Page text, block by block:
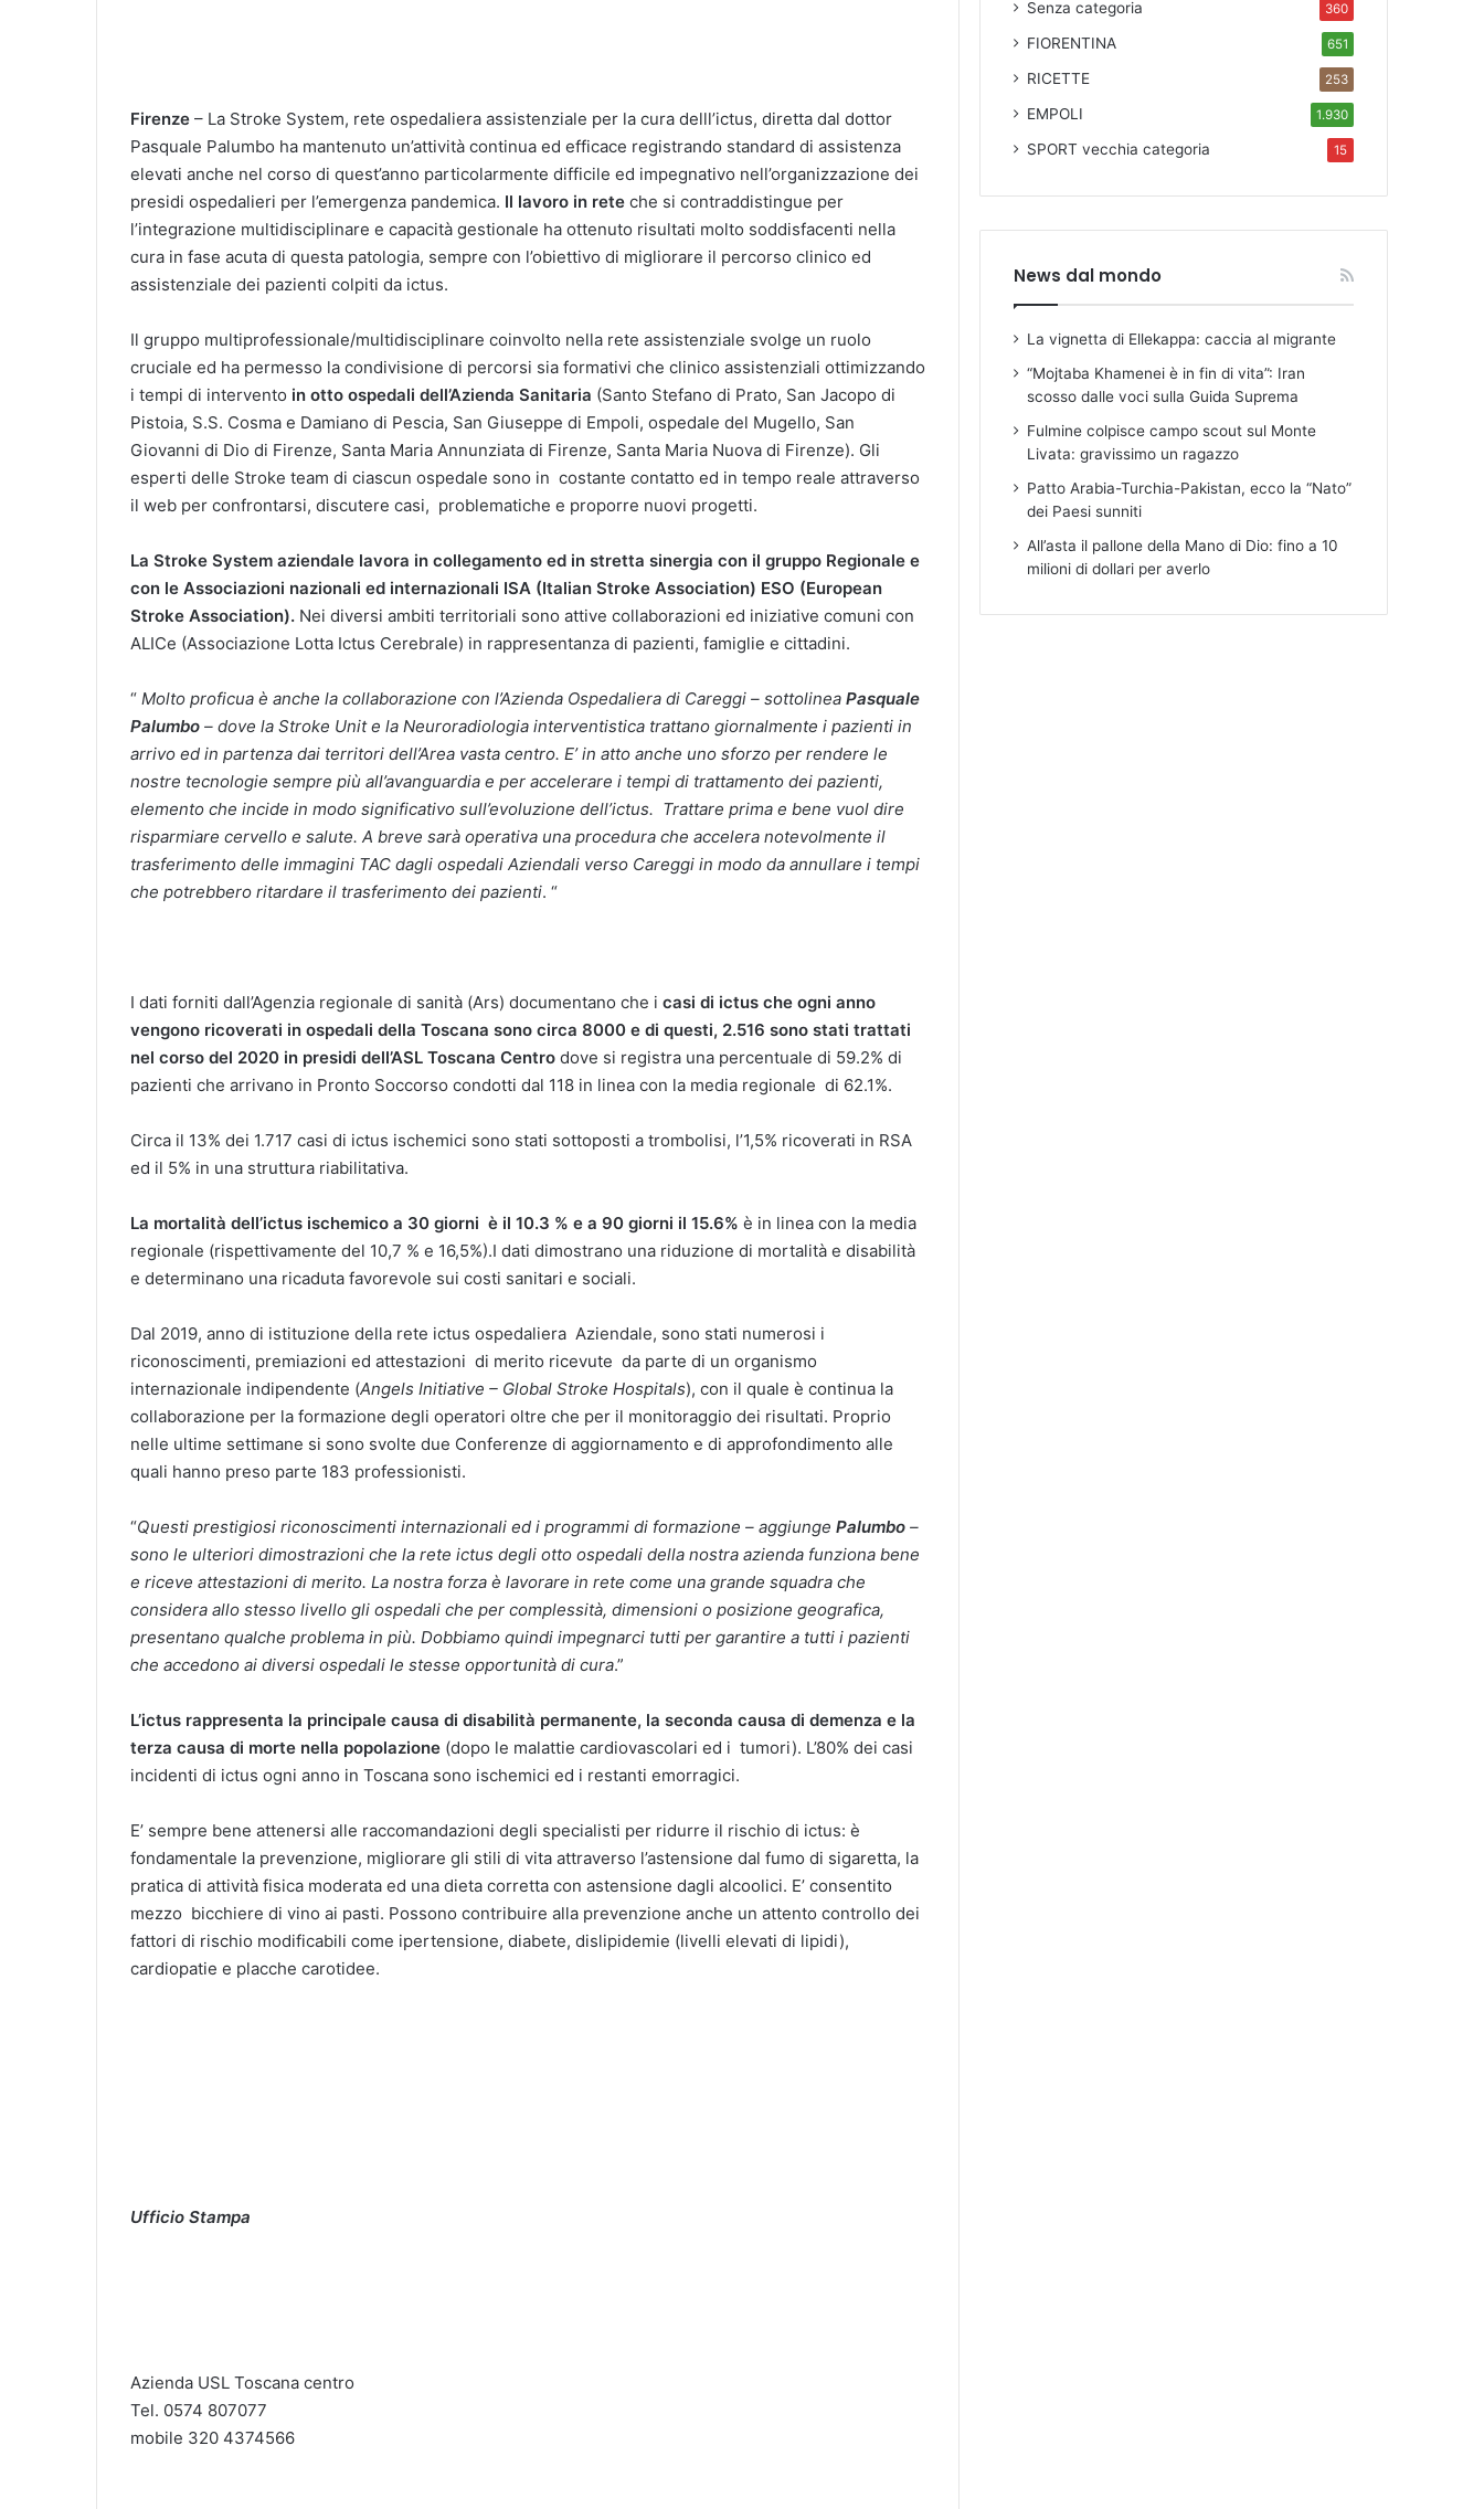
Firenze – La Stroke System, rete ospedaliera assistenziale per la cura delll’ictus, diretta dal dottor
Pasquale Palumbo ha mantenuto un’attività continua ed efficace registrando standard di assistenza
elevati anche nel corso di quest’anno particolarmente difficile ed impegnativo nell’organizzazione dei
presidi ospedalieri per l’emergenza pandemica. Il lavoro in rete che si contraddistingue per
l’integrazione multidisciplinare e capacità gestionale ha ottenuto risultati molto soddisfacenti nella
cura in fase acuta di questa patologia, sempre con l’obiettivo di migliorare il percorso clinico ed
assistenziale dei pazienti colpiti da ictus.
Il gruppo multiprofessionale/multidisciplinare coinvolto nella rete assistenziale svolge un ruolo
cruciale ed ha permesso la condivisione di percorsi sia formativi che clinico assistenziali ottimizzando
i tempi di intervento in otto ospedali dell’Azienda Sanitaria (Santo Stefano di Prato, San Jacopo di
Pistoia, S.S. Cosma e Damiano di Pescia, San Giuseppe di Empoli, ospedale del Mugello, San
Giovanni di Dio di Firenze, Santa Maria Annunziata di Firenze, Santa Maria Nuova di Firenze). Gli
esperti delle Stroke team di ciascun ospedale sono in costante contatto ed in tempo reale attraverso
il web per confrontarsi, discutere casi, problematiche e proporre nuovi progetti.
La Stroke System aziendale lavora in collegamento ed in stretta sinergia con il gruppo Regionale e
con le Associazioni nazionali ed internazionali ISA (Italian Stroke Association) ESO (European
Stroke Association). Nei diversi ambiti territoriali sono attive collaborazioni ed iniziative comuni con
ALICe (Associazione Lotta Ictus Cerebrale) in rappresentanza di pazienti, famiglie e cittadini.
“ Molto proficua è anche la collaborazione con l’Azienda Ospedaliera di Careggi – sottolinea Pasquale
Palumbo – dove la Stroke Unit e la Neuroradiologia interventistica trattano giornalmente i pazienti in
arrivo ed in partenza dai territori dell’Area vasta centro. E’ in atto anche uno sforzo per rendere le
nostre tecnologie sempre più all’avanguardia e per accelerare i tempi di trattamento dei pazienti,
elemento che incide in modo significativo sull’evoluzione dell’ictus. Trattare prima e bene vuol dire
risparmiare cervello e salute. A breve sarà operativa una procedura che accelera notevolmente il
trasferimento delle immagini TAC dagli ospedali Aziendali verso Careggi in modo da annullare i tempi
che potrebbero ritardare il trasferimento dei pazienti. “
I dati forniti dall’Agenzia regionale di sanità (Ars) documentano che i casi di ictus che ogni anno
vengono ricoverati in ospedali della Toscana sono circa 8000 e di questi, 2.516 sono stati trattati
nel corso del 2020 in presidi dell’ASL Toscana Centro dove si registra una percentuale di 59.2% di
pazienti che arrivano in Pronto Soccorso condotti dal 118 in linea con la media regionale di 62.1%.
Circa il 13% dei 1.717 casi di ictus ischemici sono stati sottoposti a trombolisi, l’1,5% ricoverati in RSA
ed il 5% in una struttura riabilitativa.
La mortalità dell’ictus ischemico a 30 giorni è il 10.3 % e a 90 giorni il 15.6% è in linea con la media
regionale (rispettivamente del 10,7 % e 16,5%).I dati dimostrano una riduzione di mortalità e disabilità
e determinano una ricaduta favorevole sui costi sanitari e sociali.
Dal 2019, anno di istituzione della rete ictus ospedaliera Aziendale, sono stati numerosi i
riconoscimenti, premiazioni ed attestazioni di merito ricevute da parte di un organismo
internazionale indipendente (Angels Initiative – Global Stroke Hospitals), con il quale è continua la
collaborazione per la formazione degli operatori oltre che per il monitoraggio dei risultati. Proprio
nelle ultime settimane si sono svolte due Conferenze di aggiornamento e di approfondimento alle
quali hanno preso parte 183 professionisti.
“Questi prestigiosi riconoscimenti internazionali ed i programmi di formazione – aggiunge Palumbo –
sono le ulteriori dimostrazioni che la rete ictus degli otto ospedali della nostra azienda funziona bene
e riceve attestazioni di merito. La nostra forza è lavorare in rete come una grande squadra che
considera allo stesso livello gli ospedali che per complessità, dimensioni o posizione geografica,
presentano qualche problema in più. Dobbiamo quindi impegnarci tutti per garantire a tutti i pazienti
che accedono ai diversi ospedali le stesse opportunità di cura.”
L’ictus rappresenta la principale causa di disabilità permanente, la seconda causa di demenza e la
terza causa di morte nella popolazione (dopo le malattie cardiovascolari ed i tumori). L’80% dei casi
incidenti di ictus ogni anno in Toscana sono ischemici ed i restanti emorragici.
E’ sempre bene attenersi alle raccomandazioni degli specialisti per ridurre il rischio di ictus: è
fondamentale la prevenzione, migliorare gli stili di vita attraverso l’astensione dal fumo di sigaretta, la
pratica di attività fisica moderata ed una dieta corretta con astensione dagli alcoolici. E’ consentito
mezzo bicchiere di vino ai pasti. Possono contribuire alla prevenzione anche un attento controllo dei
fattori di rischio modificabili come ipertensione, diabete, dislipidemie (livelli elevati di lipidi),
cardiopatie e placche carotidee.
Ufficio Stampa
Azienda USL Toscana centro
Tel. 0574 807077
mobile 320 4374566
Senza categoria 360
FIORENTINA 651
RICETTE 253
EMPOLI 1.930
SPORTvecchia categoria 15
News dal mondo
La vignetta di Ellekappa: caccia al migrante
“Mojtaba Khamenei è in fin di vita”: Iran
scosso dalle voci sulla Guida Suprema
Fulmine colpisce campo scout sul Monte
Livata: gravissimo un ragazzo
Patto Arabia-Turchia-Pakistan, ecco la “Nato”
dei Paesi sunniti
All’asta il pallone della Mano di Dio: fino a 10
milioni di dollari per averlo